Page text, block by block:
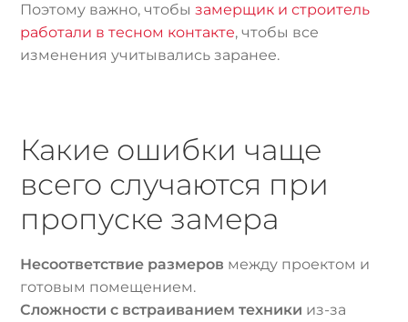
Поэтому важно, чтобызамерщик и строитель
работали в тесном контакте, чтобы все
изменения учитывались заранее.
Какие ошибки чаще
всего случаются при
пропуске замера
Несоответствие размеров между проектом и
готовым помещением.
Сложности с встраиванием техники из-за